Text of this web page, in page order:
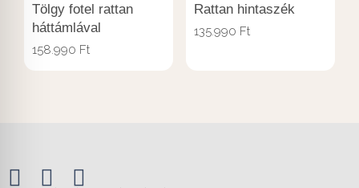
Tölgy fotel rattan
háttámlával
158.990 Ft
Rattan hintaszék
135.990 Ft